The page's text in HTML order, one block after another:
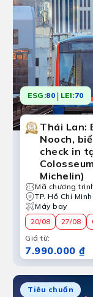
ESG:80 | LEI:70
Thái Lan:
Nooch,
check in
Michelin)
Mã chương
TP. Hồ Chí Minh
Máy bay
20/08
27/08
Giá từ:
7.990.000 ₫
Tiêu chuẩn